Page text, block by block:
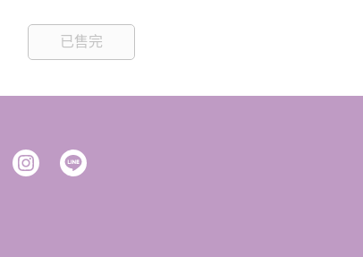
已售完